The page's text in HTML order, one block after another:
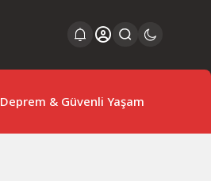
Deprem & Güvenli Yaşam